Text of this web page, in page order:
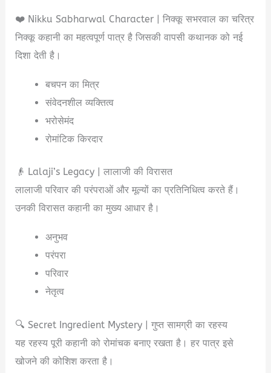
❤️ Nikku Sabharwal Character | निक्कू सभरवाल का चरित्र
निक्कू कहानी का महत्वपूर्ण पात्र है जिसकी वापसी कथानक को नई
दिशा देती है।
बचपन का मित्र
संवेदनशील व्यक्तित्व
भरोसेमंद
रोमांटिक किरदार
👴 Lalaji’s Legacy | लालाजी की विरासत
लालाजी परिवार की परंपराओं और मूल्यों का प्रतिनिधित्व करते हैं।
उनकी विरासत कहानी का मुख्य आधार है।
अनुभव
परंपरा
परिवार
नेतृत्व
🔍 Secret Ingredient Mystery | गुप्त सामग्री का रहस्य
यह रहस्य पूरी कहानी को रोमांचक बनाए रखता है। हर पात्र इसे
खोजने की कोशिश करता है।